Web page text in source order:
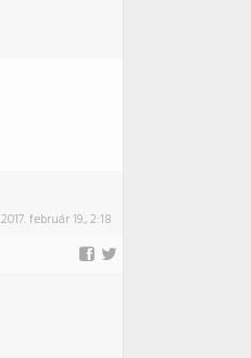
2017. február 19., 2:18